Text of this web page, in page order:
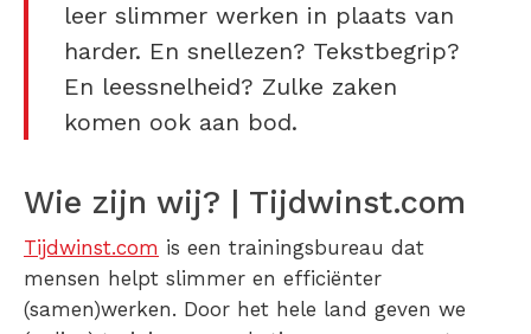
leer slimmer werken in plaats van
harder. En snellezen? Tekstbegrip?
En leessnelheid? Zulke zaken
komen ook aan bod.
Wie zijn wij? | Tijdwinst.com
Tijdwinst.com is een trainingsbureau dat
mensen helpt slimmer en efficiënter
(samen)werken. Door het hele land geven we